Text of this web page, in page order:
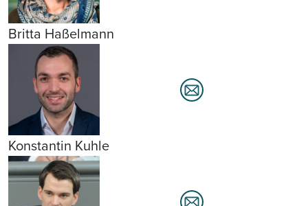
Britta Haßelmann
Konstantin Kuhle